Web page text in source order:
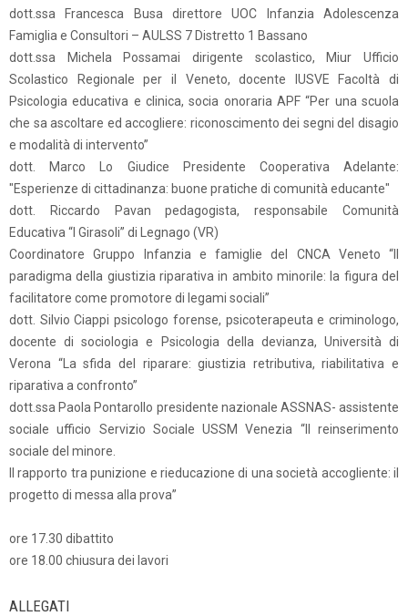
dott.ssa Francesca Busa direttore UOC Infanzia Adolescenza
Famiglia e Consultori – AULSS 7 Distretto 1 Bassano
dott.ssa Michela Possamai dirigente scolastico, Miur Ufficio
Scolastico Regionale per il Veneto, docente IUSVE Facoltà di
Psicologia educativa e clinica, socia onoraria APF “Per una scuola
che sa ascoltare ed accogliere: riconoscimento dei segni del disagio
e modalità di intervento”
dott. Marco Lo Giudice Presidente Cooperativa Adelante:
"Esperienze di cittadinanza: buone pratiche di comunità educante"
dott. Riccardo Pavan pedagogista, responsabile Comunità
Educativa “I Girasoli” di Legnago (VR)
Coordinatore Gruppo Infanzia e famiglie del CNCA Veneto “Il
paradigma della giustizia riparativa in ambito minorile: la figura del
facilitatore come promotore di legami sociali”
dott. Silvio Ciappi psicologo forense, psicoterapeuta e criminologo,
docente di sociologia e Psicologia della devianza, Università di
Verona “La sfida del riparare: giustizia retributiva, riabilitativa e
riparativa a confronto”
dott.ssa Paola Pontarollo presidente nazionale ASSNAS- assistente
sociale ufficio Servizio Sociale USSM Venezia “Il reinserimento
sociale del minore.
Il rapporto tra punizione e rieducazione di una società accogliente: il
progetto di messa alla prova”
ore 17.30 dibattito
ore 18.00 chiusura dei lavori
ALLEGATI